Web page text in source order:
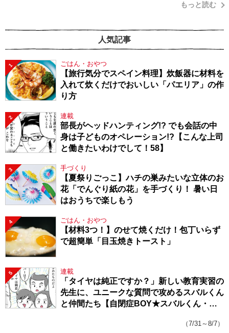
もっと読む
人気記事
1 ごはん・おやつ
【旅行気分でスペイン料理】炊飯器に材料を
入れて炊くだけでおいしい「パエリア」の作
り方
2 連載
部長がヘッドハンティング!? でも会話の中
身は子どものオペレーション!?【こんな上司
と働きたいわけでして！58】
3 手づくり
【夏祭りごっこ】ハチの巣みたいな立体のお
花「でんぐり紙の花」を手づくり！ 暑い日
はおうちで楽しもう
4 ごはん・おやつ
【材料3つ！】のせて焼くだけ！包丁いらず
で超簡単「目玉焼きトースト」
5 連載
「タイヤは純正ですか？」新しい教育実習の
先生に、ユニークな質問で攻めるスバルくん
と仲間たち【自閉症BOY★スバルくん・
（7/31～8/7）